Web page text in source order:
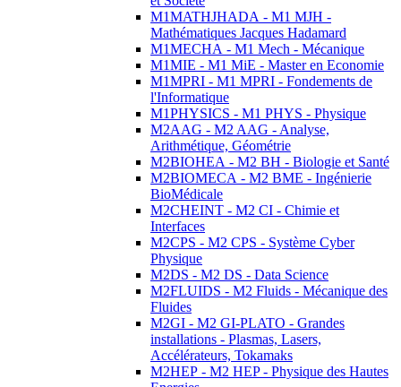
M1MATHJHADA - M1 MJH -
Mathématiques Jacques Hadamard
M1MECHA - M1 Mech - Mécanique
M1MIE - M1 MiE - Master en Economie
M1MPRI - M1 MPRI - Fondements de
l'Informatique
M1PHYSICS - M1 PHYS - Physique
M2AAG - M2 AAG - Analyse,
Arithmétique, Géométrie
M2BIOHEA - M2 BH - Biologie et Santé
M2BIOMECA - M2 BME - Ingénierie
BioMédicale
M2CHEINT - M2 CI - Chimie et
Interfaces
M2CPS - M2 CPS - Système Cyber
Physique
M2DS - M2 DS - Data Science
M2FLUIDS - M2 Fluids - Mécanique des
Fluides
M2GI - M2 GI-PLATO - Grandes
installations - Plasmas, Lasers,
Accélérateurs, Tokamaks
M2HEP - M2 HEP - Physique des Hautes